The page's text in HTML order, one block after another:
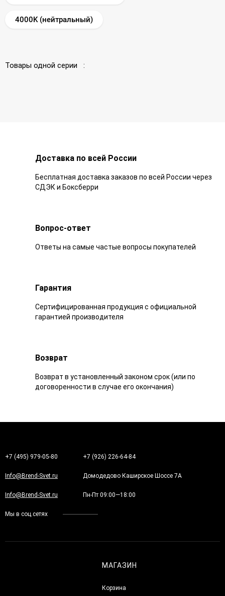
4000K (нейтральный)
Товары одной серии :
Доставка по всей России
Бесплатная доставка заказов по всей России через
СДЭК и Боксберри
Вопрос-ответ
Ответы на самые частые вопросы покупателей
Гарантия
Сертифицированная продукция с официальной
гарантией производителя
Возврат
Возврат в установленный законом срок (или по
договоренности в случае его окончания)
+7 (495) 979-05-80 +7 (926) 226-64-84
Info@Brend-Svet.ru Домодедово Каширское Шоссе 7А
Info@Brend-Svet.ru Пн-Пт 09:00—18:00
Мы в соц.сетях
МАГАЗИН
Корзина